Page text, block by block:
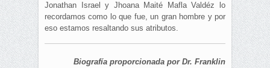
Jonathan Israel y Jhoana Maité Mafla Valdéz lo
recordamos como lo que fue, un gran hombre y por
eso estamos resaltando sus atributos.
Biografía proporcionada por Dr. Franklin